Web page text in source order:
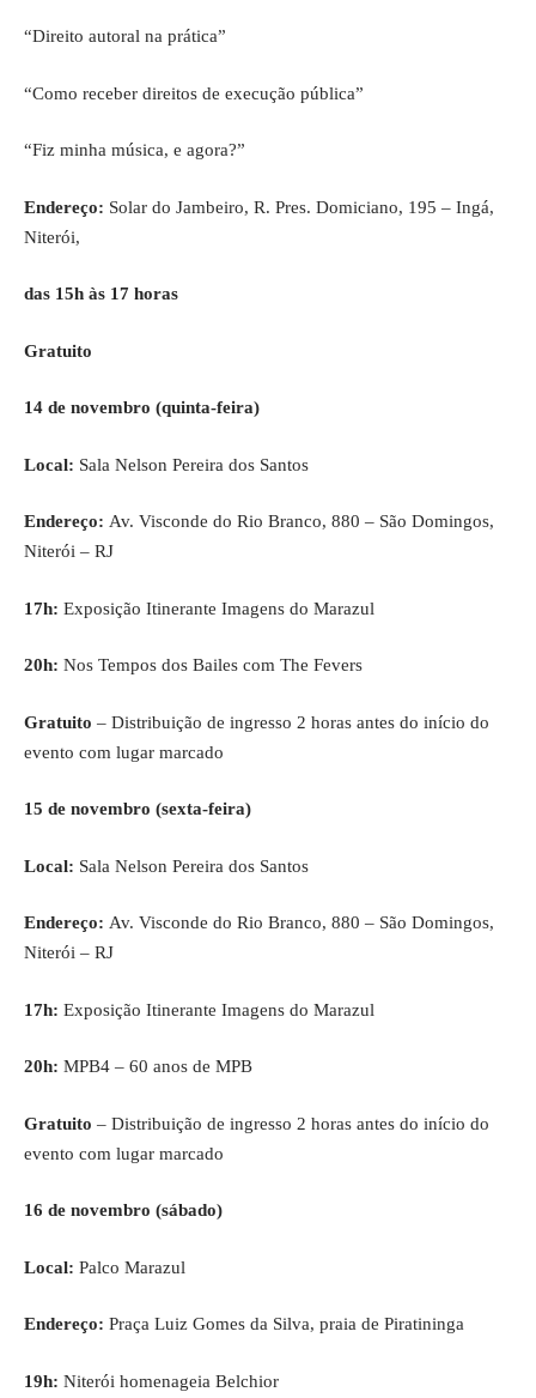
“Direito autoral na prática”
“Como receber direitos de execução pública”
“Fiz minha música, e agora?”
Endereço: Solar do Jambeiro, R. Pres. Domiciano, 195 – Ingá,
Niterói,
das 15h às 17 horas
Gratuito
14 de novembro (quinta-feira)
Local: Sala Nelson Pereira dos Santos
Endereço: Av. Visconde do Rio Branco, 880 – São Domingos,
Niterói – RJ
17h: Exposição Itinerante Imagens do Marazul
20h: Nos Tempos dos Bailes com The Fevers
Gratuito – Distribuição de ingresso 2 horas antes do início do
evento com lugar marcado
15 de novembro (sexta-feira)
Local: Sala Nelson Pereira dos Santos
Endereço: Av. Visconde do Rio Branco, 880 – São Domingos,
Niterói – RJ
17h: Exposição Itinerante Imagens do Marazul
20h: MPB4 – 60 anos de MPB
Gratuito – Distribuição de ingresso 2 horas antes do início do
evento com lugar marcado
16 de novembro (sábado)
Local: Palco Marazul
Endereço: Praça Luiz Gomes da Silva, praia de Piratininga
19h: Niterói homenageia Belchior